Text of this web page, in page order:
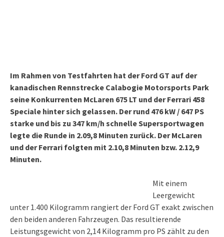
Im Rahmen von Testfahrten hat der Ford GT auf der
kanadischen Rennstrecke Calabogie Motorsports Park
seine Konkurrenten McLaren 675 LT und der Ferrari 458
Speciale hinter sich gelassen. Der rund 476 kW / 647 PS
starke und bis zu 347 km/h schnelle Supersportwagen
legte die Runde in 2.09,8 Minuten zurück. Der McLaren
und der Ferrari folgten mit 2.10,8 Minuten bzw. 2.12,9
Minuten.
Mit einem
Leergewicht
unter 1.400 Kilogramm rangiert der Ford GT exakt zwischen
den beiden anderen Fahrzeugen. Das resultierende
Leistungsgewicht von 2,14 Kilogramm pro PS zählt zu den